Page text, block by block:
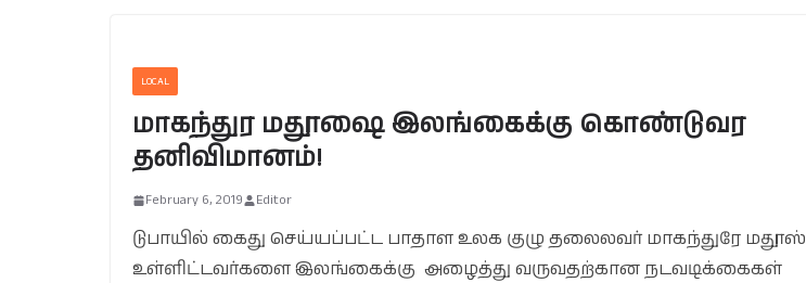
LOCAL
மாகந்துர மதூஷை இலங்கைக்கு கொண்டுவர
தனிவிமானம்!
February 6, 2019 Editor
டுபாயில் கைது செய்யப்பட்ட பாதாள உலக குழு தலைலவர் மாகந்துரே மதூஸ்
உள்ளிட்டவர்களை இலங்கைக்கு அழைத்து வருவதற்கான நடவடிக்கைகள்